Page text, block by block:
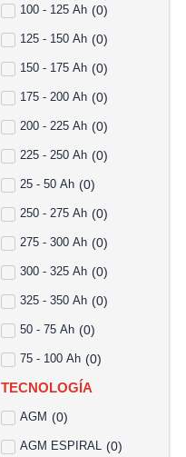
100 - 125 Ah (0)
125 - 150 Ah (0)
150 - 175 Ah (0)
175 - 200 Ah (0)
200 - 225 Ah (0)
225 - 250 Ah (0)
25 - 50 Ah (0)
250 - 275 Ah (0)
275 - 300 Ah (0)
300 - 325 Ah (0)
325 - 350 Ah (0)
50 - 75 Ah (0)
75 - 100 Ah (0)
TECNOLOGÍA
AGM (0)
AGM ESPIRAL (0)